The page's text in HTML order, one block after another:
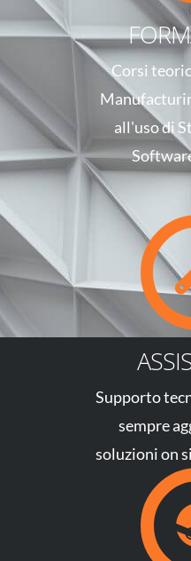
Corsi
all'uso di
Supporto
sempre
soluzioni on